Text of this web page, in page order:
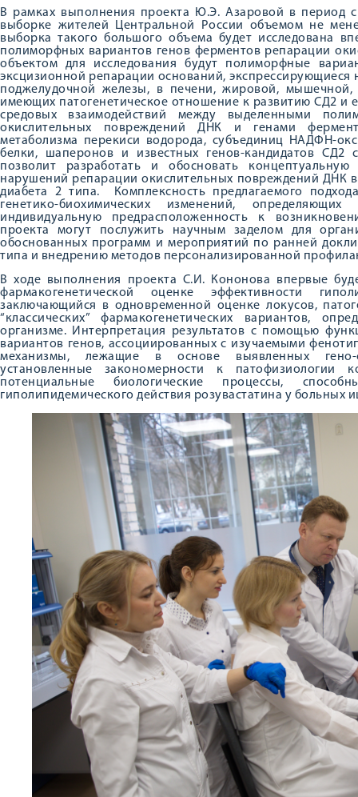
В рамках выполнения проекта Ю.Э. Азаровой в период
выборке жителей Центральной России объемом не
выборка такого большого объема будет исследована
полиморфных вариантов генов ферментов репарации
объектом для исследования будут полиморфные
эксцизионной репарации оснований, экспрессирующиеся
поджелудочной железы, в печени, жировой, мышечной,
имеющих патогенетическое отношение к развитию СД2 и
средовых взаимодействий между выделенными
окислительных повреждений ДНК и генами
метаболизма перекиси водорода, субъединиц НАДФН-
белки, шаперонов и известных генов-кандидатов
позволит разработать и обосновать концептуальную
нарушений репарации окислительных повреждений ДНК
диабета 2 типа. Комплексность предлагаемого
генетико-биохимических изменений,
индивидуальную предрасположенность к
проекта могут послужить научным заделом для
обоснованных программ и мероприятий по ранней
типа и внедрению методов персонализированной
В ходе выполнения проекта С.И. Кононова впервые
фармакогенетической оценке эффективности
заключающийся в одновременной оценке локусов,
“классических” фармакогенетических вариантов,
организме. Интерпретация результатов с помощью
вариантов генов, ассоциированных с изучаемыми
механизмы, лежащие в основе выявленных гено-
установленные закономерности к патофизиологии
потенциальные биологические процессы,
гиполипидемического действия розувастатина у больных